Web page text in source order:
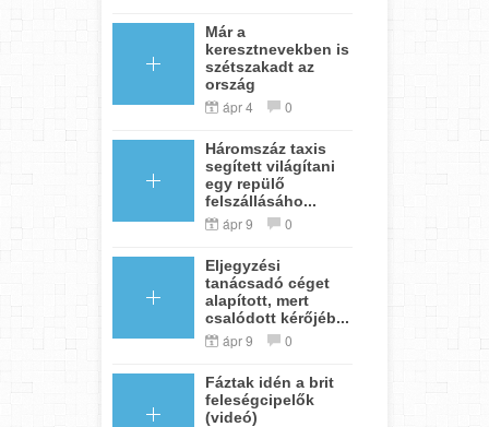
Már a
keresztnevekben is
szétszakadt az
ország
ápr 4 0
Háromszáz taxis
segített világítani
egy repülő
felszállásáho...
ápr 9 0
Eljegyzési
tanácsadó céget
alapított, mert
csalódott kérőjéb...
ápr 9 0
Fáztak idén a brit
feleségcipelők
(videó)